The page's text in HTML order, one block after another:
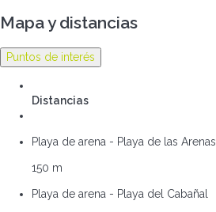
Mapa y distancias
Puntos de interés
Distancias
Playa de arena - Playa de las Arenas
150 m
Playa de arena - Playa del Cabañal